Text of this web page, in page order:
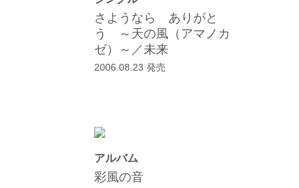
さようなら ありがと
う ～天の風（アマノカ
ゼ）～／未来
2006.08.23 発売
アルバム
彩風の音